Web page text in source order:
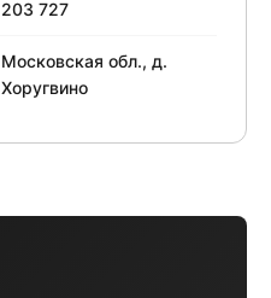
203 727
Московская обл., д.
Хоругвино